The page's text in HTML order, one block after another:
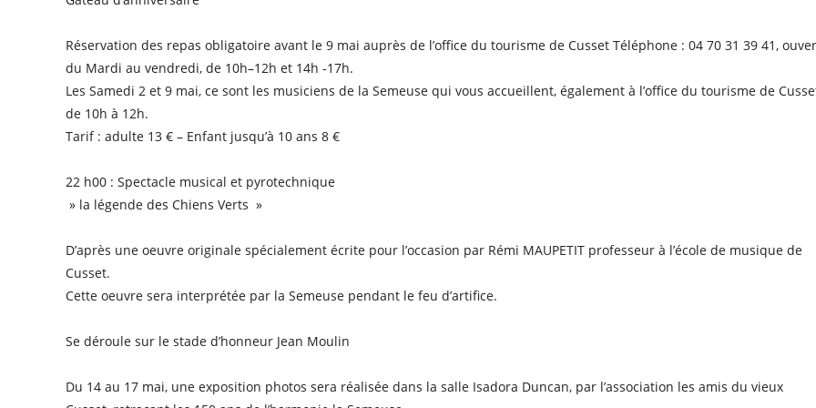
Réservation des repas obligatoire avant le 9 mai auprès de l’office du tourisme de Cusset Téléphone : 04 70 31 39 41,
du Mardi au vendredi, de 10h–12h et 14h -17h.
Les Samedi 2 et 9 mai, ce sont les musiciens de la Semeuse qui vous accueillent, également à l’office du tourisme de
de 10h à 12h.
Tarif : adulte 13 € – Enfant jusqu’à 10 ans 8 €
22 h00 : Spectacle musical et pyrotechnique
» la légende des Chiens Verts »
D’après une oeuvre originale spécialement écrite pour l’occasion par Rémi MAUPETIT professeur à l’école de musique de
Cusset.
Cette oeuvre sera interprétée par la Semeuse pendant le feu d’artifice.
Se déroule sur le stade d’honneur Jean Moulin
Du 14 au 17 mai, une exposition photos sera réalisée dans la salle Isadora Duncan, par l’association les amis du vieux